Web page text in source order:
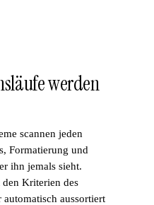
werden
scannen jeden
Formatierung und
ihn jemals sieht.
Kriterien des
aussortiert